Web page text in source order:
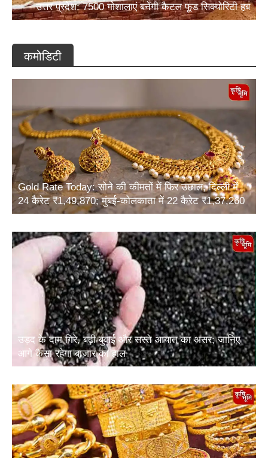
कमोडिटी
Gold Rate Today: सोने की कीमतों में फिर उछाल, दिल्ली में
24 कैरेट ₹1,49,870; मुंबई-कोलकाता में 22 कैरेट ₹1,37,260
उड़द के दाम गिरे, बढ़ी बुवाई और सस्ते आयात का असर; जानिए
आगे कैसा रहेगा बाजार का हाल